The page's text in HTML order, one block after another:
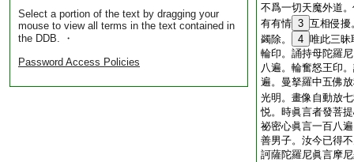
Select a portion of the text by dragging your
mouse to view all terms in the text contained in
the DDB. ・
Password Access Policies
不爲一切天魔外道
有有情 3 互相侵擾
蠲除。
4 唯此三昧
輪印。誦持母陀羅
八遍。輪奮怒王印
遍。曼拏羅中五佛
光明。畫像自動放
悦。時眞言者發菩
祕密心眞言一百八
善男子。汝今已得
訶薩陀羅尼眞言摩